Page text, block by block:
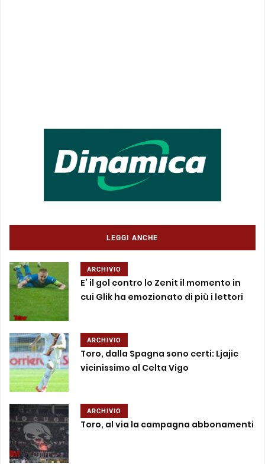
LEGGI ANCHE
ARCHIVIO
E’ il gol contro lo Zenit il momento in
cui Glik ha emozionato di più i lettori
ARCHIVIO
Toro, dalla Spagna sono certi: Ljajic
vicinissimo al Celta Vigo
ARCHIVIO
Toro, al via la campagna abbonamenti